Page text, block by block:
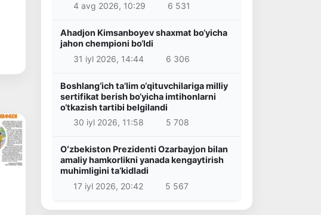
4 avg 2026, 10:29
6 531
Ahadjon Kimsanboyev shaxmat bo‘yicha
jahon chempioni bo‘ldi
31 iyl 2026, 14:44
6 306
Boshlang‘ich ta’lim o‘qituvchilariga milliy
sertifikat berish bo‘yicha imtihonlarni
o‘tkazish tartibi belgilandi
30 iyl 2026, 11:58
5 708
Oʻzbekiston Prezidenti Ozarbayjon bilan
amaliy hamkorlikni yanada kengaytirish
muhimligini taʼkidladi
17 iyl 2026, 20:42
5 567